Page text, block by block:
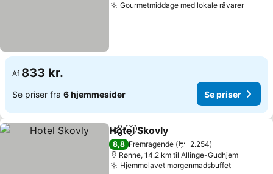
Gourmetmiddage med lokale råvarerSe
Af 833 kr.
Se priser fra 6 hjemmesider Se priser
Del Føj til favoritter
Hotel Skovly
8,8 Fremragende
2.254
Rønne, 14.2 km til Allinge-Gudhjem
Hjemmelavet morgenmadsbuffetSe priser